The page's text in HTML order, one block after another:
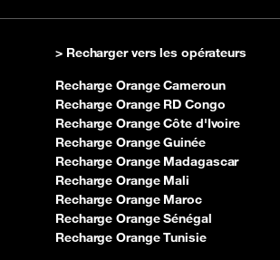
Vérifier le rechargement
> Recharger vers les opérateurs
Recharge Orange Cameroun
Recharge Orange RD Congo
Recharge Orange Côte d'Ivoire
Recharge Orange Guinée
Recharge Orange Madagascar
Recharge Orange Mali
Recharge Orange Maroc
Recharge Orange Sénégal
Recharge Orange Tunisie